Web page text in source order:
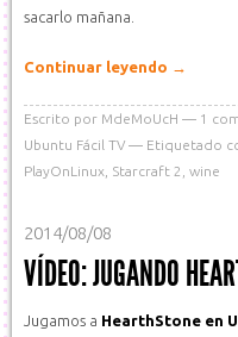
sacarlo mañana.
Continuar leyendo →
Escrito por MdeMoUcH 1
Ubuntu Fácil TV
Etiquetado
PlayOnLinux
Starcraft 2 wine
2014/08/08
VÍDEO: JUGANDO
Jugamos a HearthStone en